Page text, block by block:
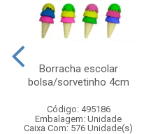
Borracha escolar
bolsa/sorvetinho 4cm
Código: 495186
Embalagem: Unidade
Caixa Com: 576 Unidade(s)